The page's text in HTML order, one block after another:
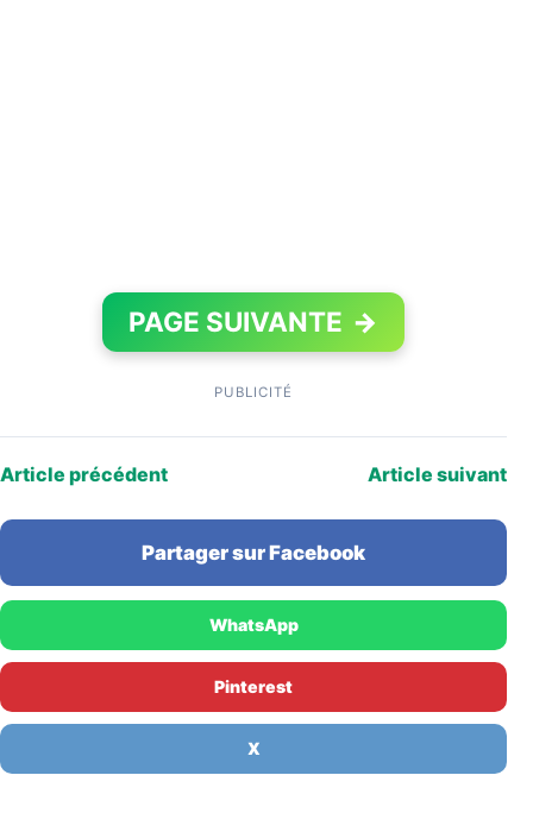
PAGE SUIVANTE →
PUBLICITÉ
Article précédent Article suivant
Partager sur Facebook
WhatsApp
Pinterest
X